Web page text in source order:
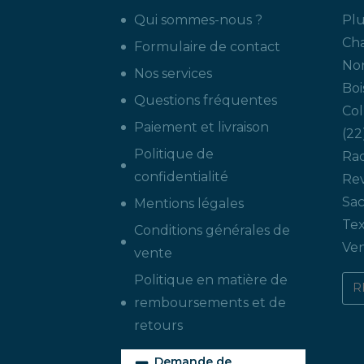
Qui sommes-nous ?
Formulaire de contact
Nos services
Questions fréquentes
Paiement et livraison
Politique de
confidentialité
Mentions légales
Conditions générales de
vente
Politique en matière de
remboursements et de
retours
22